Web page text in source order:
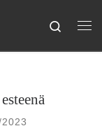
Search